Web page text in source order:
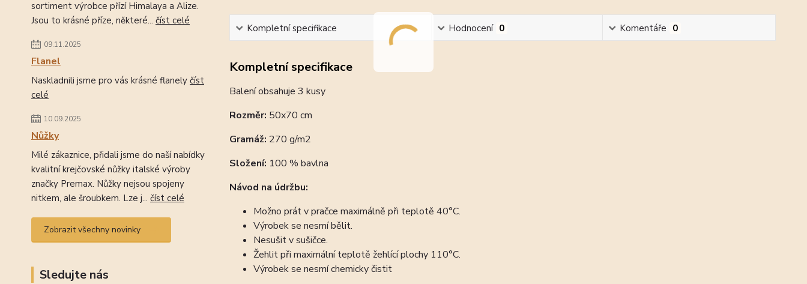
sortiment výrobce přízí Himalaya a Alize.
Jsou to krásné příze, některé... číst celé
09.11.2025
Flanel
Naskladnili jsme pro vás krásné flanely číst
celé
10.09.2025
Nůžky
Milé zákaznice, přidali jsme do naší nabídky
kvalitní krejčovské nůžky italské výroby
značky Premax. Nůžky nejsou spojeny
nitkem, ale šroubkem. Lze j... číst celé
Zobrazit všechny novinky
Sledujte nás
Kompletní specifikace Hodnocení 0 Komentáře 0
Kompletní specifikace
Balení obsahuje 3 kusy
Rozměr: 50x70 cm
Gramáž: 270 g/m2
Složení: 100 % bavlna
Návod na údržbu:
Možno prát v pračce maximálně při teplotě 40°C.
Výrobek se nesmí bělit.
Nesušit v sušičce.
Žehlit při maximální teplotě žehlící plochy 110°C.
Výrobek se nesmí chemicky čistit